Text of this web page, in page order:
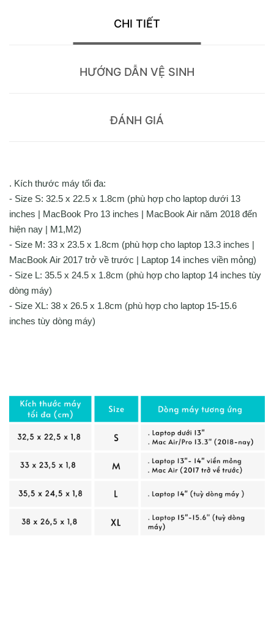
CHI TIẾT
HƯỚNG DẪN VỆ SINH
ĐÁNH GIÁ
. Kích thước máy tối đa:
- Size S: 32.5 x 22.5 x 1.8cm (phù hợp cho laptop dưới 13
inches | MacBook Pro 13 inches | MacBook Air năm 2018 đến
hiện nay | M1,M2)
- Size M: 33 x 23.5 x 1.8cm (phù hợp cho laptop 13.3 inches |
MacBook Air 2017 trở về trước | Laptop 14 inches viền mỏng)
- Size L: 35.5 x 24.5 x 1.8cm (phù hợp cho laptop 14 inches tùy
dòng máy)
- Size XL: 38 x 26.5 x 1.8cm (phù hợp cho laptop 15-15.6
inches tùy dòng máy)